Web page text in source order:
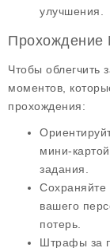
улучшения.
Прохождение
Чтобы облегчить
моментов,
прохождения:
мини-
задания.
Сохраняйте
вашего
потерь.
Штрафы за